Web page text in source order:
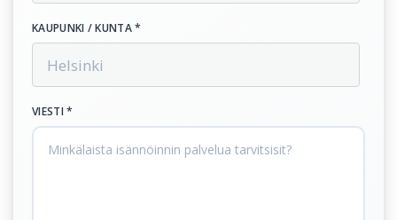
KAUPUNKI / KUNTA *
VIESTI *